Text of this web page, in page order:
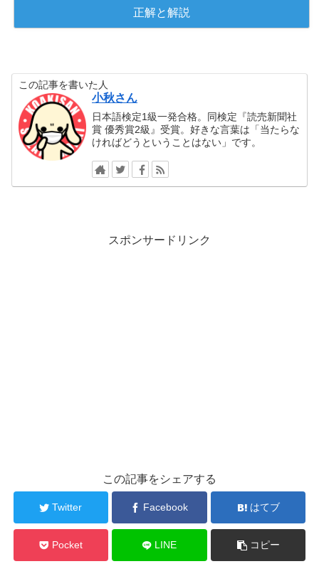
この記事を書いた人
小秋さん
日本語検定1級一発合格。同検定『読売新聞社
賞 優秀賞2級』受賞。好きな言葉は「当たらな
ければどうということはない」です。
スポンサードリンク
この記事をシェアする
Twitter Facebook はてブ
Pocket LINE コピー